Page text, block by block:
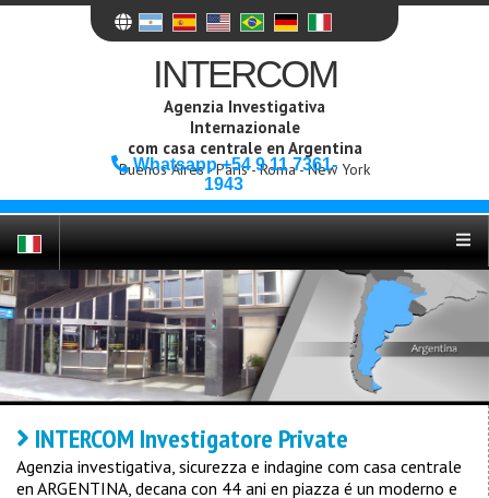
INTERCOM
Agenzia Investigativa
Internazionale
com casa centrale en Argentina
Buenos Aires - Paris - Roma - New York
Whatsapp +54 9 11 7361-
1943
INTERCOM Investigatore Private
Agenzia investigativa, sicurezza e indagine com casa centrale
en ARGENTINA, decana con 44 ani en piazza é un moderno e